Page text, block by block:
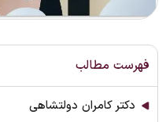
فهرست مطالب
دکتر کامران دولتشاهی